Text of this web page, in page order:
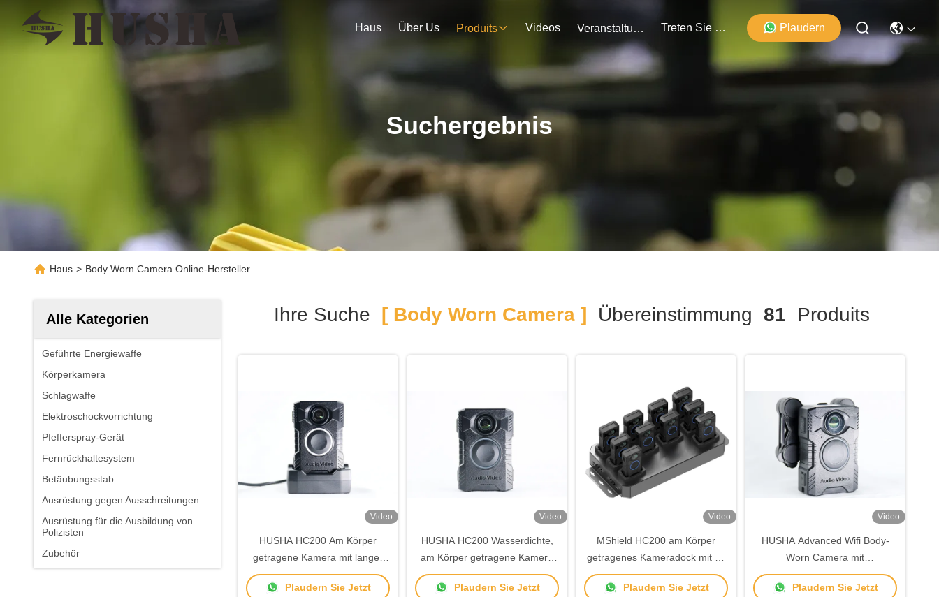
Haus Über Us Produits Videos Veranstaltungen Treten Sie Mit Uns In Verbindung Plaudern
Suchergebnis
Haus > Body Worn Camera Online-Hersteller
Alle Kategorien
Geführte Energiewaffe
Körperkamera
Schlagwaffe
Elektroschockvorrichtung
Pfefferspray-Gerät
Fernrückhaltesystem
Betäubungsstab
Ausrüstung gegen Ausschreitungen
Ausrüstung für die Ausbildung von
Polizisten
Zubehör
Ihre Suche [ Body Worn Camera ] Übereinstimmung 81 Produits
Video
HUSHA HC200 Am Körper
getragene Kamera mit langer
Akkulaufzeit, wasserdicht und
kabelloser Aktivierung für die
Plaudern Sie Jetzt
Video
HUSHA HC200 Wasserdichte,
am Körper getragene Kamera
mit kabelloser Aktivierung und
langer Akkulaufzeit für die
Plaudern Sie Jetzt
Video
MShield HC200 am Körper
getragenes Kameradock mit 10
Anschlüssen zum Aufladen und
Hochladen von Daten,
Plaudern Sie Jetzt
Video
HUSHA Advanced Wifi Body-
Worn Camera mit
720P/1080P/1296P/1440P/1512P
Auflösung, IP67 Wasserdicht
Plaudern Sie Jetzt